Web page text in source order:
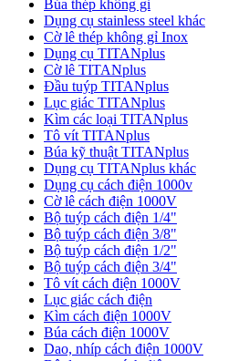
Búa thép không gỉ
Dụng cụ stainless steel khác
Cờ lê thép không gỉ Inox
Dụng cụ TITANplus
Cờ lê TITANplus
Đầu tuýp TITANplus
Lục giác TITANplus
Kìm các loại TITANplus
Tô vít TITANplus
Búa kỹ thuật TITANplus
Dụng cụ TITANplus khác
Dụng cụ cách điện 1000v
Cờ lê cách điện 1000V
Bộ tuýp cách điện 1/4"
Bộ tuýp cách điện 3/8"
Bộ tuýp cách điện 1/2"
Bộ tuýp cách điện 3/4"
Tô vít cách điện 1000V
Lục giác cách điện
Kìm cách điện 1000V
Búa cách điện 1000V
Dao, nhíp cách điện 1000V